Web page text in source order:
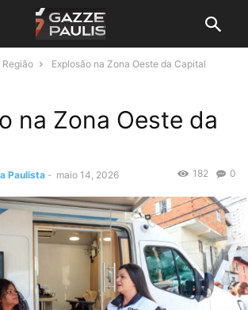
Região Explosão na Zona Oeste da Capital
na Zona Oeste da
Paulista - maio 14, 2026 0
182